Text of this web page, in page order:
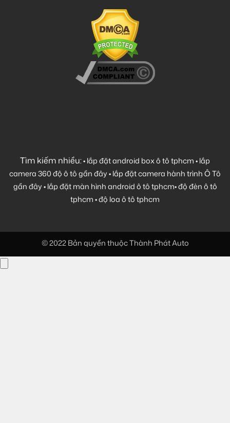
Tìm kiếm nhiều:•lắp đặt android box ô tô tphcm•lắp
camera 360 độ ô tô gần đây•lắp đặt camera hành trình Ô Tô
gần đây•lắp đặt màn hình android ô tô tphcm•độ đèn ô tô
tphcm•độ loa ô tô tphcm
© 2022 Bản quyền thuộc Thành Phát Auto